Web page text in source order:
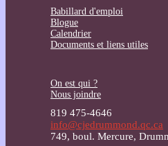
Babillard d'emploi
Blogue
Calendrier
Documents et liens utiles
On est qui ?
Nous joindre
819 475-4646
info@cjedrummond.qc.ca
749, boul. Mercure,